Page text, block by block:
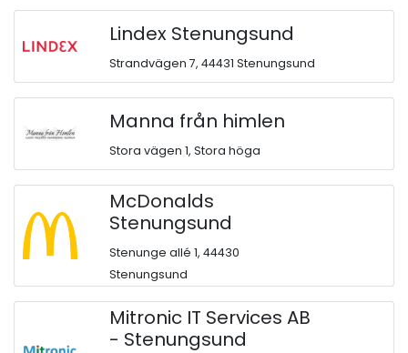
Lindex Stenungsund
Strandvägen 7, 44431 Stenungsund
Manna från himlen
Stora vägen 1, Stora höga
McDonalds
Stenungsund
Stenunge allé 1, 44430
Stenungsund
Mitronic IT Services AB
- Stenungsund